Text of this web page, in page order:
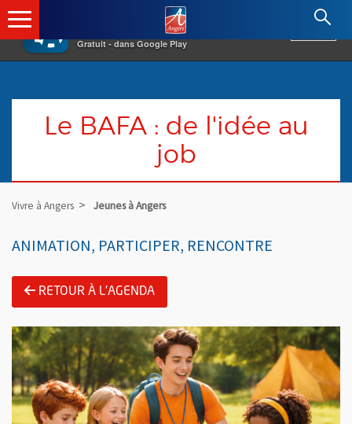
×
Gratuit - dans Google Play
Angers.fr : Retour à l'accueil
Le BAFA : de l'idée au
job
Vivre à Angers Jeunes à Angers
ANIMATION, PARTICIPER, RENCONTRE
RETOUR À L'AGENDA